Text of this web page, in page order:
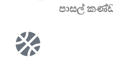
පාසල්